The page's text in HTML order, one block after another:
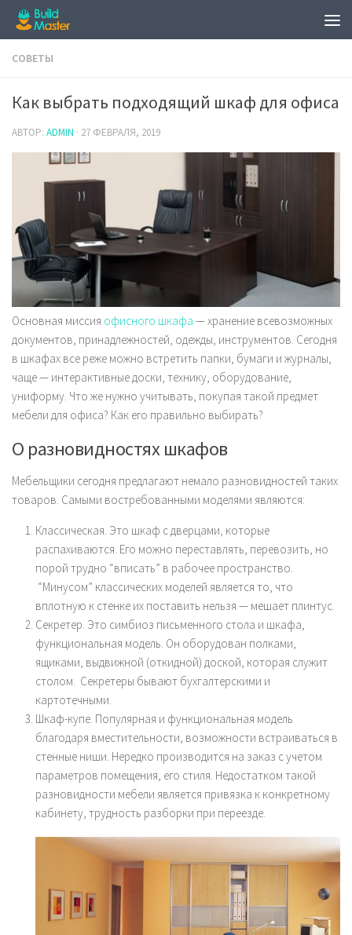
СОВЕТЫ
Как выбрать подходящий шкаф для офиса
АВТОР: ADMIN · 27 ФЕВРАЛЯ, 2019
Основная миссия офисного шкафа — хранение всевозможных
документов, принадлежностей, одежды, инструментов. Сегодня
в шкафах все реже можно встретить папки, бумаги и журналы,
чаще — интерактивные доски, технику, оборудование,
униформу. Что же нужно учитывать, покупая такой предмет
мебели для офиса? Как его правильно выбирать?
О разновидностях шкафов
Мебельщики сегодня предлагают немало разновидностей таких
товаров. Самыми востребованными моделями являются:
Классическая. Это шкаф с дверцами, которые
распахиваются. Его можно переставлять, перевозить, но
порой трудно “вписать” в рабочее пространство.
“Минусом” классических моделей является то, что
вплотную к стенке их поставить нельзя — мешает плинтус.
Секретер. Это симбиоз письменного стола и шкафа,
функциональная модель. Он оборудован полками,
ящиками, выдвижной (откидной) доской, которая служит
столом. Секретеры бывают бухгалтерскими и
картотечными.
Шкаф-купе. Популярная и функциональная модель
благодаря вместительности, возможности встраиваться в
стенные ниши. Нередко производится на заказ с учетом
параметров помещения, его стиля. Недостатком такой
разновидности мебели является привязка к конкретному
кабинету, трудность разборки при переезде.